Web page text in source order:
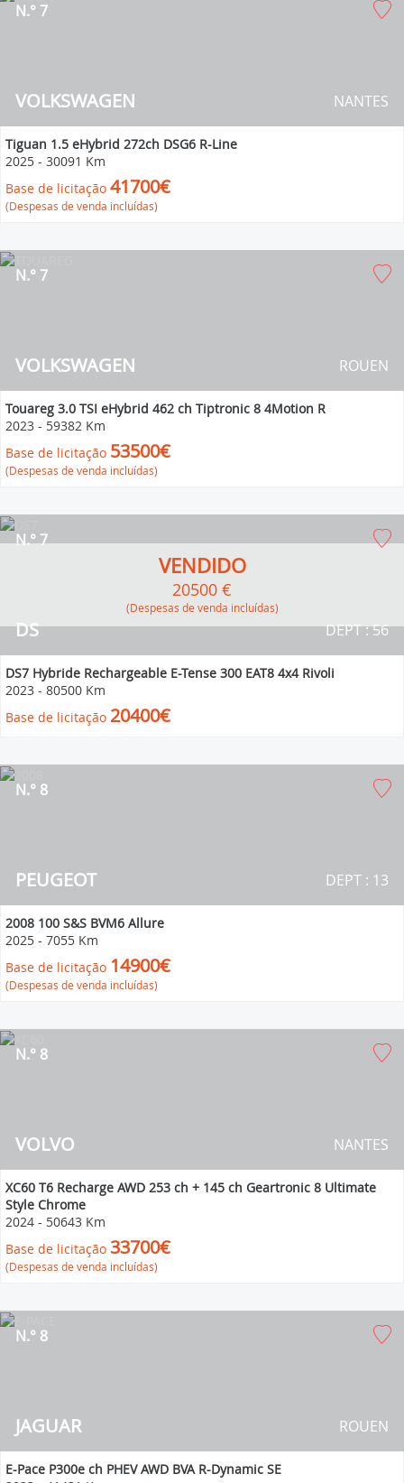
VOLKSWAGEN
N.° 7
NANTES
Tiguan 1.5 eHybrid 272ch DSG6 R-Line
2025 - 30091 Km
Base de licitação 41700€
(Despesas de venda incluídas)
VOLKSWAGEN
N.° 7
ROUEN
Touareg 3.0 TSI eHybrid 462 ch Tiptronic 8 4Motion R
2023 - 59382 Km
Base de licitação 53500€
(Despesas de venda incluídas)
DS
N.° 7
DEPT : 56
VENDIDO
20500 €
(Despesas de venda incluídas)
DS7 Hybride Rechargeable E-Tense 300 EAT8 4x4 Rivoli
2023 - 80500 Km
Base de licitação 20400€
PEUGEOT
N.° 8
DEPT : 13
2008 100 S&S BVM6 Allure
2025 - 7055 Km
Base de licitação 14900€
(Despesas de venda incluídas)
VOLVO
N.° 8
NANTES
XC60 T6 Recharge AWD 253 ch + 145 ch Geartronic 8 Ultimate
Style Chrome
2024 - 50643 Km
Base de licitação 33700€
(Despesas de venda incluídas)
JAGUAR
N.° 8
ROUEN
E-Pace P300e ch PHEV AWD BVA R-Dynamic SE